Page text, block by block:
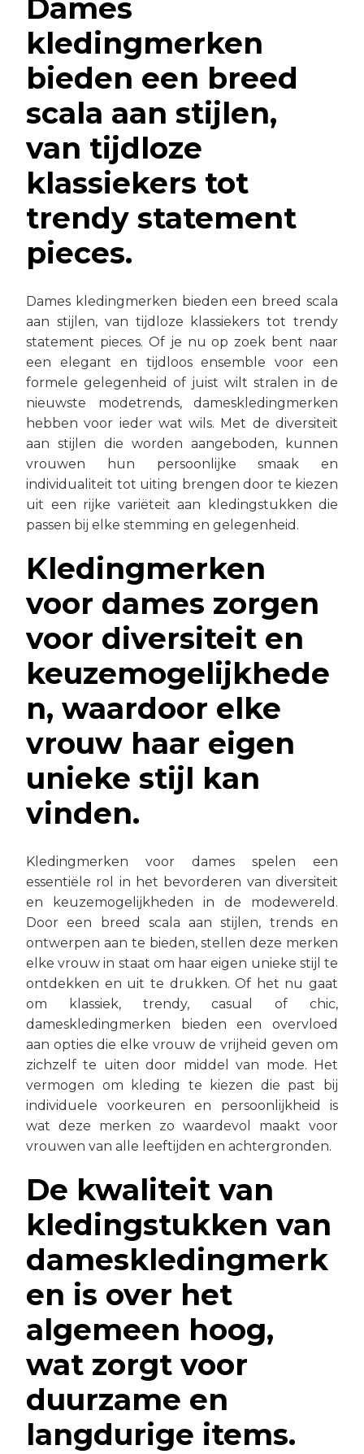
Dames
kledingmerken
bieden een breed
scala aan stijlen,
van tijdloze
klassiekers tot
trendy statement
pieces.
Dames kledingmerken bieden een breed scala
aan stijlen, van tijdloze klassiekers tot trendy
statement pieces. Of je nu op zoek bent naar
een elegant en tijdloos ensemble voor een
formele gelegenheid of juist wilt stralen in de
nieuwste modetrends, dameskledingmerken
hebben voor ieder wat wils. Met de diversiteit
aan stijlen die worden aangeboden, kunnen
vrouwen hun persoonlijke smaak en
individualiteit tot uiting brengen door te kiezen
uit een rijke variëteit aan kledingstukken die
passen bij elke stemming en gelegenheid.
Kledingmerken
voor dames zorgen
voor diversiteit en
keuzemogelijkhede
n, waardoor elke
vrouw haar eigen
unieke stijl kan
vinden.
Kledingmerken voor dames spelen een
essentiële rol in het bevorderen van diversiteit
en keuzemogelijkheden in de modewereld.
Door een breed scala aan stijlen, trends en
ontwerpen aan te bieden, stellen deze merken
elke vrouw in staat om haar eigen unieke stijl te
ontdekken en uit te drukken. Of het nu gaat
om klassiek, trendy, casual of chic,
dameskledingmerken bieden een overvloed
aan opties die elke vrouw de vrijheid geven om
zichzelf te uiten door middel van mode. Het
vermogen om kleding te kiezen die past bij
individuele voorkeuren en persoonlijkheid is
wat deze merken zo waardevol maakt voor
vrouwen van alle leeftijden en achtergronden.
De kwaliteit van
kledingstukken van
dameskledingmerk
en is over het
algemeen hoog,
wat zorgt voor
duurzame en
langdurige items.